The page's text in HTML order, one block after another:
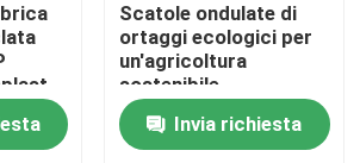
Scatole ondulate di
ortaggi ecologici per
un'agricoltura
sostenibile
Invia richiesta